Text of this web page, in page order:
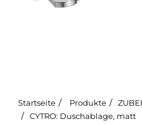
Startseite Produkte
CYTRO: Duschablage, matt